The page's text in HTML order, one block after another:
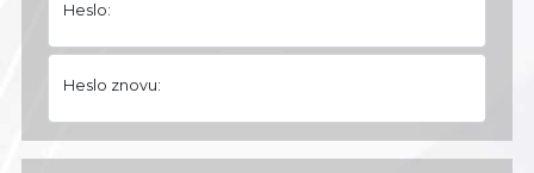
Heslo:
Heslo znovu: